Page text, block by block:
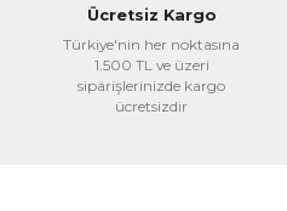
Ücretsiz Kargo
Türkiye'nin her noktasına
1.500 TL ve üzeri
siparişlerinizde kargo
ücretsizdir